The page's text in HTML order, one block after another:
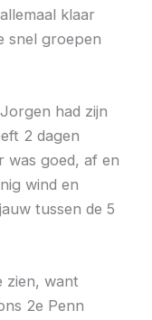
klaar
snel groepen
had zijn
2 dagen
was goed, af en
wind en
tussen de 5
zien, want
2e Penn